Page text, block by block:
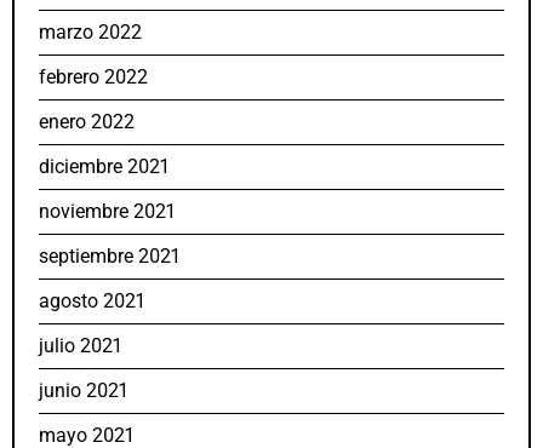
marzo 2022
febrero 2022
enero 2022
diciembre 2021
noviembre 2021
septiembre 2021
agosto 2021
julio 2021
junio 2021
mayo 2021